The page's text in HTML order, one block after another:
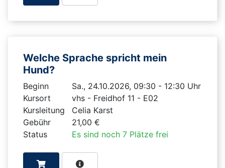
Welche Sprache spricht mein
Hund?
Beginn
Sa., 24.10.2026, 09:30 - 12:30 Uhr
Kursort
vhs - Freidhof 11 - E02
Kursleitung
Celia Karst
Gebühr
21,00 €
Status
Es sind noch 7 Plätze frei